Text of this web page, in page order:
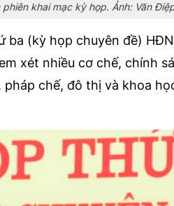
phiên khai mạc kỳ họp. Ảnh: Văn
(kỳ họp chuyên đề)
xét nhiều cơ chế, chính
chế, đô thị và khoa